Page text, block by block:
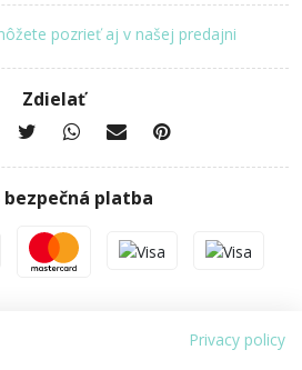
pozrieť aj v našej predajni
Zdielať
bezpečná platba
Privacy policy